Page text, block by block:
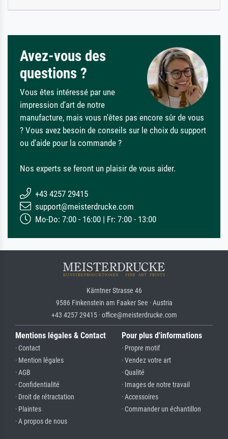
Avez-vous des
questions ?
Vous êtes intéressé par une
impression d'art de notre
manufacture, mais vous n'êtes pas encore sûr de vous
? Vous avez besoin de conseils sur le choix du support
ou d'aide pour la commande ?
Nos experts se feront un plaisir de vous aider.
+43 4257 29415
support@meisterdrucke.com
Mo-Do: 7:00 - 16:00 | Fr: 7:00 - 13:00
Kärntner Strasse 46
9586 Finkenstein am Faaker See · Austria
+43 4257 29415 · office@meisterdrucke.com
Mentions légales & Contact
· Contact
· Mention légales
· AGB
· Confidentialité
· Droit de rétractation
· Plaintes
· A propos de nous
Pour plus d'informations
· Propre motif
· Vendez votre art
· Qualité
· Images de notre travail
· Accessoires
· Commander un échantillon